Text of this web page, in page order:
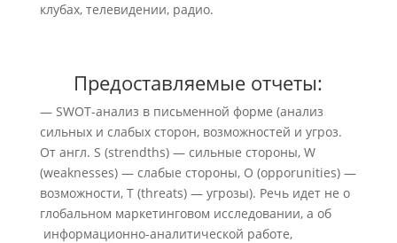
клубах, телевидении, радио.
Предоставляемые отчеты:
— SWOT-анализ в письменной форме (анализ
сильных и слабых сторон, возможностей и угроз.
От англ. S (strendths) — сильные стороны, W
(weaknesses) — слабые стороны, O (opporunities) —
возможности, T (threats) — угрозы). Речь идет не о
глобальном маркетинговом исследовании, а об
информационно-аналитической работе,